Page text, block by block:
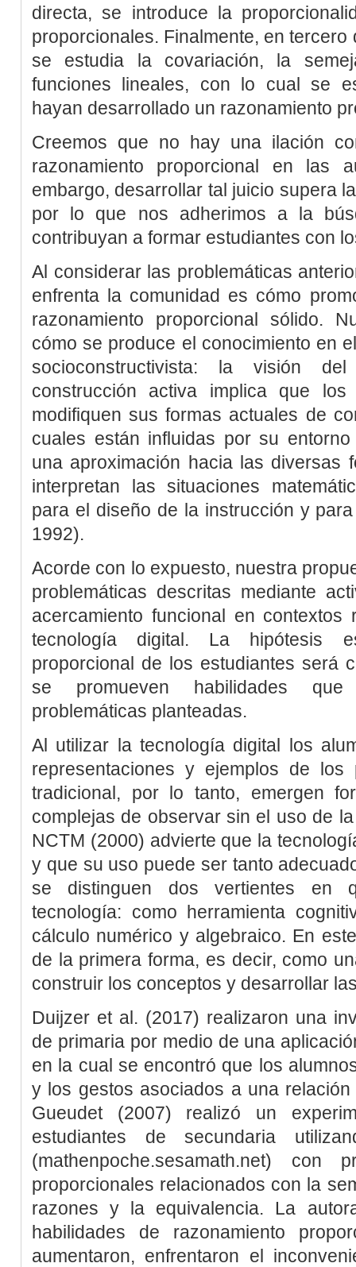
directa, se introduce la
proporcionales. Finalmente, en
se estudia la covariación, la
funciones lineales, con lo cual se
hayan desarrollado un razonamiento
Creemos que no hay una ilación
razonamiento proporcional en las
embargo, desarrollar tal juicio supera
por lo que nos adherimos a la
contribuyan a formar estudiantes con
Al considerar las problemáticas
enfrenta la comunidad es cómo
razonamiento proporcional sólido.
cómo se produce el conocimiento en
socioconstructivista: la visión
construcción activa implica que los
modifiquen sus formas actuales de
cuales están influidas por su
una aproximación hacia las diversas
interpretan las situaciones
para el diseño de la instrucción y
1992).
Acorde con lo expuesto, nuestra
problemáticas descritas mediante
acercamiento funcional en
tecnología digital. La hipótesis
proporcional de los estudiantes será
se promueven habilidades
problemáticas planteadas.
Al utilizar la tecnología digital los
representaciones y ejemplos de
tradicional, por lo tanto, emergen
complejas de observar sin el uso de
NCTM (2000) advierte que la
y que su uso puede ser tanto
se distinguen dos vertientes en
tecnología: como herramienta
cálculo numérico y algebraico. En
de la primera forma, es decir, como
construir los conceptos y desarrollar
Duijzer et al. (2017) realizaron una
de primaria por medio de una
en la cual se encontró que los
y los gestos asociados a una
Gueudet (2007) realizó un
estudiantes de secundaria
(mathenpoche.sesamath.net) con
proporcionales relacionados con la
razones y la equivalencia. La
habilidades de razonamiento
aumentaron, enfrentaron el